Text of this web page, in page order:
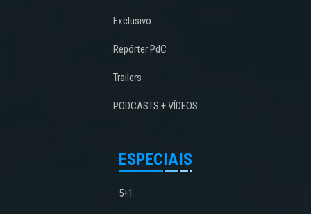
Exclusivo
Repórter PdC
Trailers
PODCASTS + VÍDEOS
ESPECIAIS
5+1